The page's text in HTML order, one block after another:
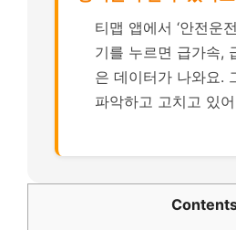
티맵 앱에서 ‘안전운
기를 누르면 급가속,
은 데이터가 나와요.
파악하고 고치고 있